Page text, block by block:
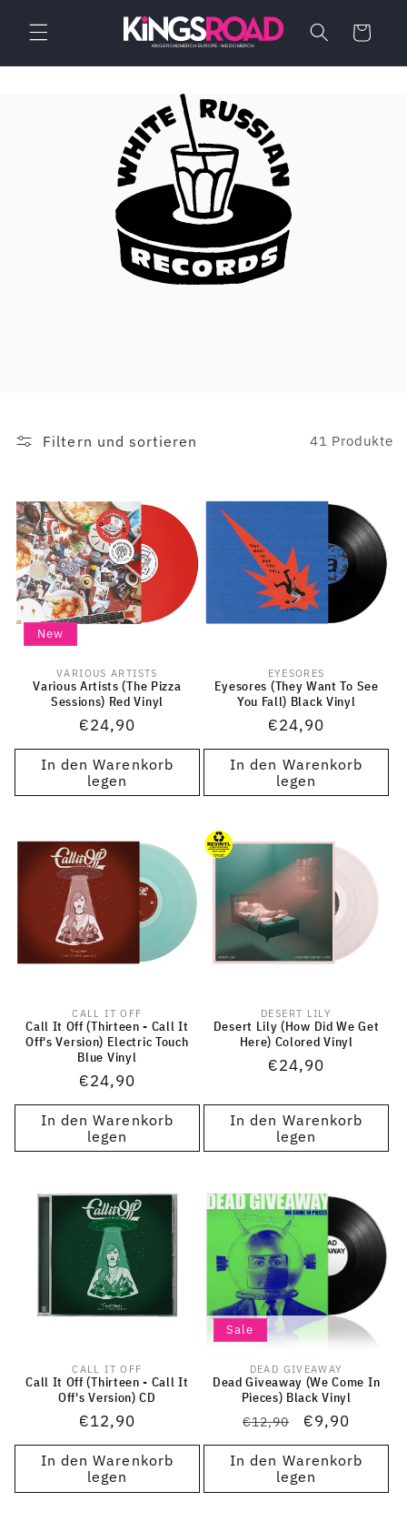
zum
Inhalt
Warenkorb
Filtern und sortieren 41 Produkte
New
Anbieter:
VARIOUS ARTISTS
Various Artists (The Pizza
Sessions) Red Vinyl
Normaler
Preis
€24,90
In den Warenkorb
legen
Anbieter:
EYESORES
Eyesores (They Want To See
You Fall) Black Vinyl
Normaler
Preis
€24,90
In den Warenkorb
legen
Anbieter:
CALL IT OFF
Call It Off (Thirteen - Call It
Off's Version) Electric Touch
Blue Vinyl
Normaler
Preis
€24,90
In den Warenkorb
legen
Anbieter:
DESERT LILY
Desert Lily (How Did We Get
Here) Colored Vinyl
Normaler
€24,90
In den Warenkorb
legen
Anbieter:
CALL IT OFF
Call It Off (Thirteen - Call It
Off's Version) CD
Normaler
Preis
€12,90
In den Warenkorb
legen
Sale
Anbieter:
DEAD GIVEAWAY
Dead Giveaway (We Come In
Pieces) Black Vinyl
Normaler
Preis
€12,90 €9,90
In den Warenkorb
legen